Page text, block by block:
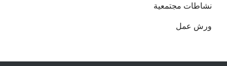
نشاطات مجتمعية
ورش عمل